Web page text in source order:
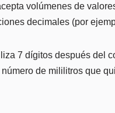
volúmenes de
decimales (por
7 dígitos después del
de mililitros que